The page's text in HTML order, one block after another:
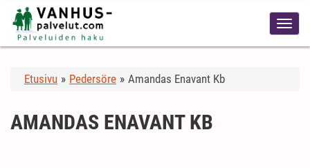
Etusivu » Pedersöre » Amandas Enavant Kb
AMANDAS ENAVANT KB